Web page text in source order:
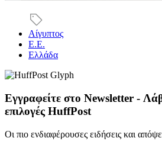
Αίγυπτος
Ε.Ε.
Ελλάδα
Εγγραφείτε στο Newsletter -
επιλογές HuffPost
Οι πιο ενδιαφέρουσες ειδήσεις και